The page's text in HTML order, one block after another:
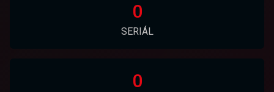
0
SERIÁL
0